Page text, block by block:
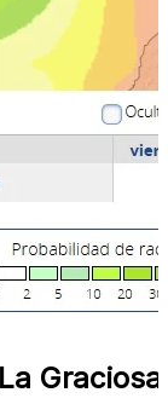
Graciosa